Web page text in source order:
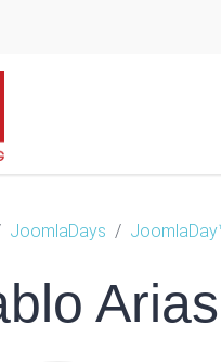
JoomlaDays
Arias